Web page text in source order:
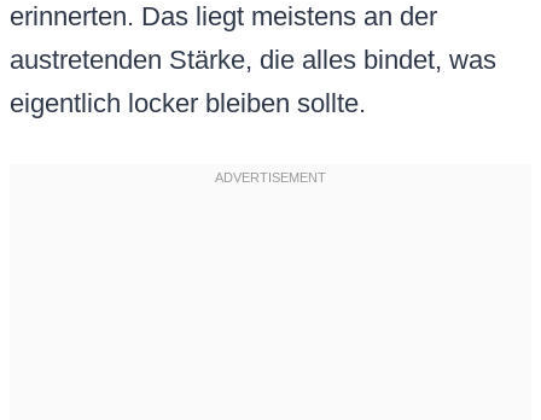
erinnerten. Das liegt meistens an der
austretenden Stärke, die alles bindet, was
eigentlich locker bleiben sollte.